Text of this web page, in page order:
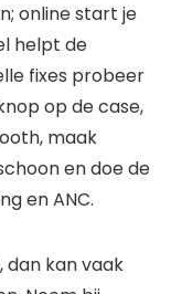
online start je
helpt de
fixes probeer
op de case,
maak
en doe de
en ANC.
dan kan vaak